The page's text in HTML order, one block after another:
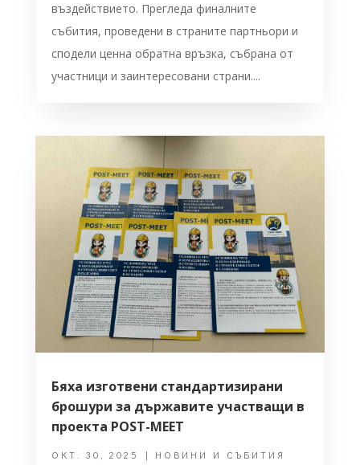
въздействието. Прегледа финалните
събития, проведени в страните партньори и
сподели ценна обратна връзка, събрана от
участници и заинтересовани страни....
Бяха изготвени стандартизирани
брошури за държавите участващи в
проекта POST-MEET
ОКТ. 30, 2025 | НОВИНИ И СЪБИТИЯ